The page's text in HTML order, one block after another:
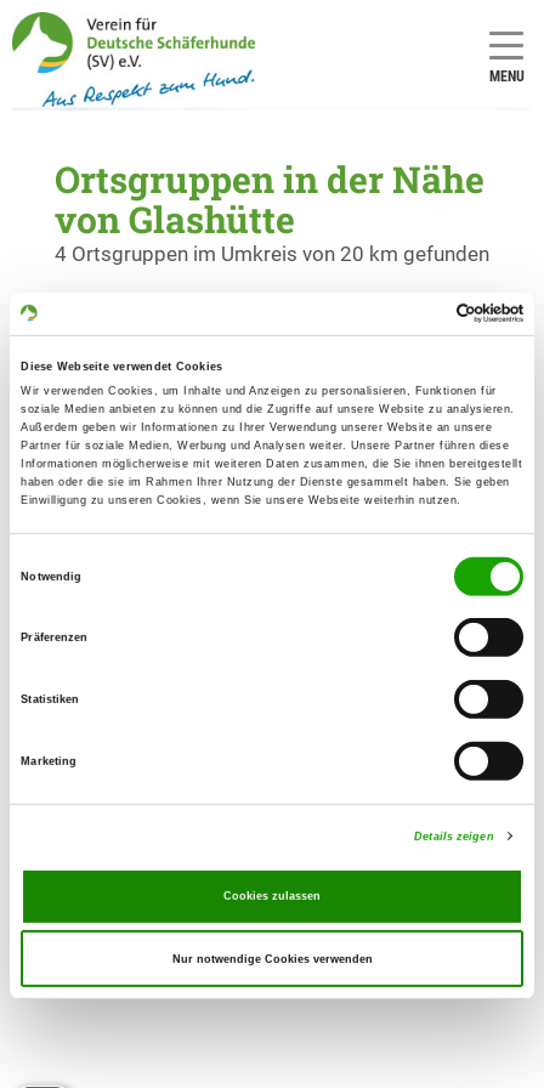
Diese Webseite verwendet Cookies
Wir verwenden Cookies, um Inhalte und Anzeigen zu personalisieren, Funktionen für
soziale Medien anbieten zu können und die Zugriffe auf unsere Website zu analysieren.
Außerdem geben wir Informationen zu Ihrer Verwendung unserer Website an unsere
Partner für soziale Medien, Werbung und Analysen weiter. Unsere Partner führen diese
Informationen möglicherweise mit weiteren Daten zusammen, die Sie ihnen bereitgestellt
haben oder die sie im Rahmen Ihrer Nutzung der Dienste gesammelt haben. Sie geben
Einwilligung zu unseren Cookies, wenn Sie unsere Webseite weiterhin nutzen.
Notwendig
Präferenzen
Statistiken
Marketing
Details zeigen
Cookies zulassen
Nur notwendige Cookies verwenden
MENU
Ortsgruppen in der Nähe
von Glashütte
4 Ortsgruppen im Umkreis von 20 km gefunden
OG - Freital-Kirschberg
Kirschbergweg
01705 Freital
OG - Bärenstein e.V.
Müglitztalstraße
Details
Elbstr. 11
Leitenweg 2 Z
01705 Freital